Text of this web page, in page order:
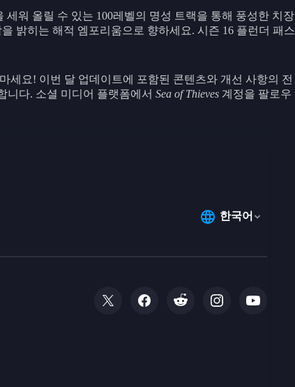
워 올릴 수 있는 100레벨의 명성 트랙을 통해 풍성한 치장
밝히는 해적 엠포리움으로 향하세요. 시즌 16 플런더 패스
세요! 이번 달 업데이트에 포함된 콘텐츠와 개선 사항의 전
니다. 소셜 미디어 플랫폼에서 Sea of Thieves 계정을 팔로우